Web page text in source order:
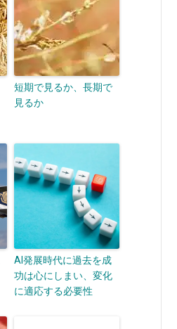
短期で見るか、長期で
見るか
AI発展時代に過去を成
功は心にしまい、変化
に適応する必要性